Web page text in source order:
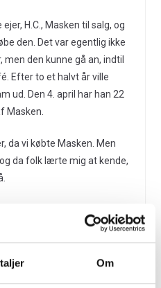
Om
H.C., Masken til salg, og
den. Det var egentlig ikke
den kunne gå an, indtil
Efter to et halvt år ville
ud. Den 4. april har han 22
Masken.
da vi købte Masken. Men
da folk lærte mig at kende,
jeg elsker det, og det går
at sælge Masken.